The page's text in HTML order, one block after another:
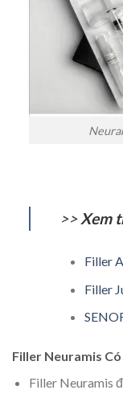
>>Xem
Filler
Filler
Filler Neuramis
Filler Neuramis